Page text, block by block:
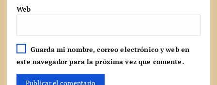
Web
Guarda mi nombre, correo electrónico y web en
este navegador para la próxima vez que comente.